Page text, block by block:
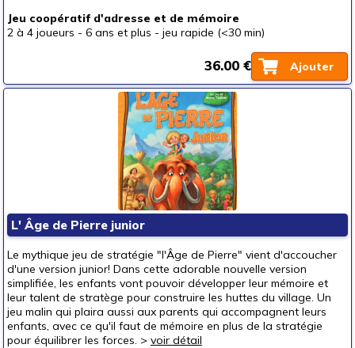
Jeu coopératif d'adresse et de mémoire
2 à 4 joueurs - 6 ans et plus - jeu rapide (<30 min)
Ajouter
36.00 €
L' Âge de Pierre junior
Le mythique jeu de stratégie "l'Âge de Pierre" vient d'accoucher
d'une version junior! Dans cette adorable nouvelle version
simplifiée, les enfants vont pouvoir développer leur mémoire et
leur talent de stratège pour construire les huttes du village. Un
jeu malin qui plaira aussi aux parents qui accompagnent leurs
enfants, avec ce qu'il faut de mémoire en plus de la stratégie
pour équilibrer les forces. > voir détail